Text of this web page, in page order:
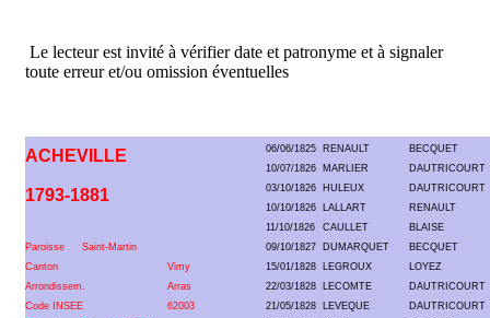
Le lecteur est invité à vérifier date et patronyme et à signaler
toute erreur et/ou omission éventuelles
ACHEVILLE 06/06/1825 RENAULT
BECQUET
10/07/1826
MARLIER DAUTRICOURT
1793-1881 03/10/1826 HULEUX
DAUTRICOURT
10/10/1826
LALLART
RENAULT
11/10/1826
CAULLET
BLAISE
Paroisse
Saint-Martin 09/10/1827 DUMARQUET
BECQUET
Canton
Vimy 15/01/1828 LEGROUX
LOYEZ
Arrondissem.
Arras 22/03/1828 LECOMTE
DAUTRICOURT
Code INSEE
62003 21/05/1828 LEVEQUE
DAUTRICOURT